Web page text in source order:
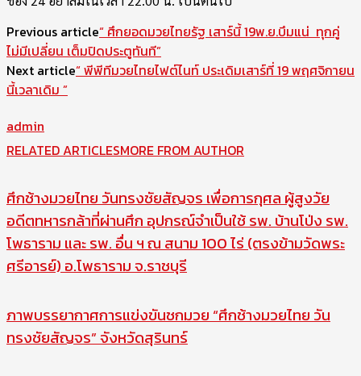
Previous article“ ศึกยอดมวยไทยรัฐ เสาร์นี้ 19พ.ย.บึมแน่ ทุกคู่
ไม่มีเปลี่ยน เต็มปิดประตูทันที”
Next article“ พีพีทีมวยไทยไฟต์ไนท์ ประเดิมเสาร์ที่ 19 พฤศจิกายน
นี้เวลาเดิม ”
admin
RELATED ARTICLESMORE FROM AUTHOR
ศึกช้างมวยไทย วันทรงชัยสัญจร เพื่อการกุศล ผู้สูงวัย
อดีตทหารกล้าที่ผ่านศึก อุปกรณ์จำเป็นใช้ รพ. บ้านโป่ง รพ.
โพธาราม และ รพ. อื่น ฯ ณ สนาม 100 ไร่ (ตรงข้ามวัดพระ
ศรีอารย์) อ.โพธาราม จ.ราชบุรี
ภาพบรรยากาศการแข่งขันชกมวย “ศึกช้างมวยไทย วัน
ทรงชัยสัญจร” จังหวัดสุรินทร์